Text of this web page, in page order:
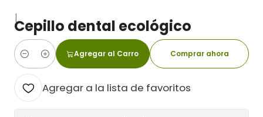
|Cepillo dental ecológico
Cantidad
Agregar al Carro Comprar ahora
Agregar a la lista de favoritos